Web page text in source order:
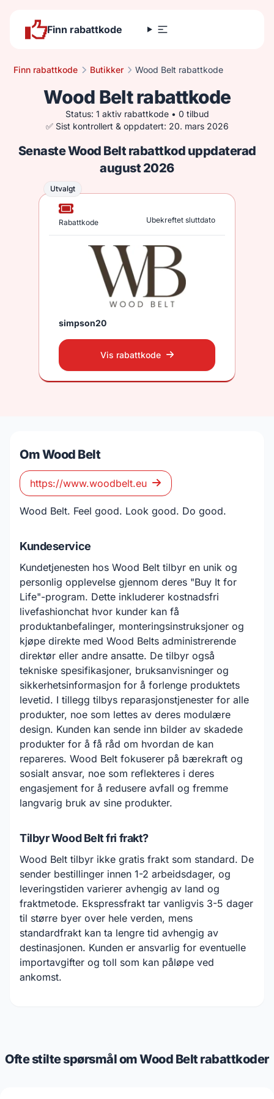
Finn rabattkode
Finn rabattkode Butikker Wood Belt rabattkode
Wood Belt rabattkode
Status: 1 aktiv rabattkode • 0 tilbud
✅ Sist kontrollert & oppdatert: 20. mars 2026
Senaste Wood Belt rabattkod uppdaterad
august 2026
Utvalgt
Rabattkode Ubekreftet sluttdato
simpson20
Vis rabattkode
Om Wood Belt
https://www.woodbelt.eu
Wood Belt. Feel good. Look good. Do good.
Kundeservice
Kundetjenesten hos Wood Belt tilbyr en unik og
personlig opplevelse gjennom deres "Buy It for
Life"-program. Dette inkluderer kostnadsfri
livefashionchat hvor kunder kan få
produktanbefalinger, monteringsinstruksjoner og
kjøpe direkte med Wood Belts administrerende
direktør eller andre ansatte. De tilbyr også
tekniske spesifikasjoner, bruksanvisninger og
sikkerhetsinformasjon for å forlenge produktets
levetid. I tillegg tilbys reparasjonstjenester for alle
produkter, noe som lettes av deres modulære
design. Kunden kan sende inn bilder av skadede
produkter for å få råd om hvordan de kan
repareres. Wood Belt fokuserer på bærekraft og
sosialt ansvar, noe som reflekteres i deres
engasjement for å redusere avfall og fremme
langvarig bruk av sine produkter.
Tilbyr Wood Belt fri frakt?
Wood Belt tilbyr ikke gratis frakt som standard. De
sender bestillinger innen 1-2 arbeidsdager, og
leveringstiden varierer avhengig av land og
fraktmetode. Ekspressfrakt tar vanligvis 3-5 dager
til større byer over hele verden, mens
standardfrakt kan ta lengre tid avhengig av
destinasjonen. Kunden er ansvarlig for eventuelle
importavgifter og toll som kan påløpe ved
ankomst.
Ofte stilte spørsmål om Wood Belt rabattkoder